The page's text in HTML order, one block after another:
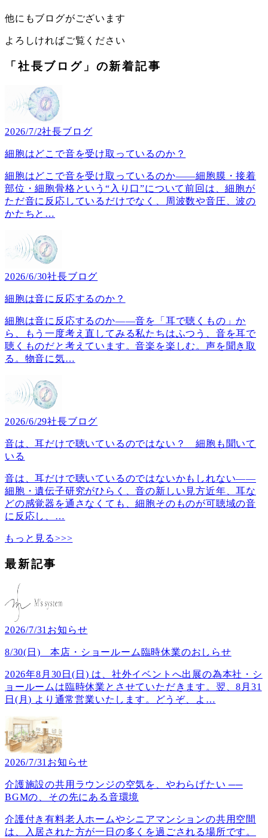
他にもブログがございます
よろしければご覧ください
「社長ブログ」の新着記事
2026/7/2社長ブログ
細胞はどこで音を受け取っているのか？
細胞はどこで音を受け取っているのか――細胞膜・接着
部位・細胞骨格という“入り口”について前回は、細胞が
ただ音に反応しているだけでなく、周波数や音圧、波の
かたちと …
2026/6/30社長ブログ
細胞は音に反応するのか？
細胞は音に反応するのか――音を「耳で聴くもの」か
ら、もう一度考え直してみる私たちはふつう、音を耳で
聴くものだと考えています。音楽を楽しむ。声を聞き取
る。物音に気…
2026/6/29社長ブログ
音は、耳だけで聴いているのではない？ 細胞も聞いて
いる
音は、耳だけで聴いているのではないかもしれない――
細胞・遺伝子研究がひらく、音の新しい見方近年、耳な
どの感覚器を通さなくても、細胞そのものが可聴域の音
に反応し、 …
もっと見る>>>
最新記事
2026/7/31 お知らせ
8/30(日) 本店・ショールーム臨時休業のおしらせ
2026年8月30日(日) は、社外イベントへ出展の為本社・シ
ョールームは臨時休業とさせていただきます。翌、8月31
日(月) より通常営業いたします。どうぞ、よ …
2026/7/31 お知らせ
介護施設の共用ラウンジの空気を、やわらげたい ──
BGMの、その先にある音環境
介護付き有料老人ホームやシニアマンションの共用空間
は、入居された方が一日の多くを過ごされる場所です。